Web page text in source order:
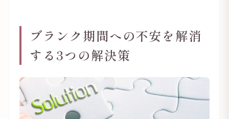
ブランク期間への不安を解消
する3つの解決策